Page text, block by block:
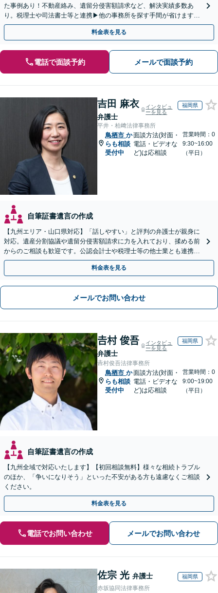
た事例あり！不動産絡み、遺留分侵害額請求など、解決実績多数あ
り。税理士や司法書士等と連携▶他の事務所を探す手間が省けます！
不動産会社と連携し無料査定&財産調査も◎
料金表を見る
電話で面談予約 メールで面談予約
吉田 麻衣
弁護士
インタビュ
ーを見る
福岡県
平井・柏﨑法律事務所
鳥栖市 か
らも相談
受付中
面談方法(対面・
電話・ビデオな
ど)は応相談
営業時間：0
9:30~16:00
（平日）
自筆証書遺言の作成
【九州エリア・山口県対応】「話しやすい」と評判の弁護士が親身に
対応。遺産分割協議や遺留分侵害額請求に力を入れており、揉める前
からのご相談も歓迎です。公認会計士や税理士等の他士業とも連携
し、円満な解決を全力でサポートいたします。
料金表を見る
メールでお問い合わせ
𠮷村 俊吾
弁護士
インタビュ
ーを見る
福岡県
𠮷村俊吾法律事務所
鳥栖市 か
らも相談
受付中
面談方法(対面・
電話・ビデオな
ど)は応相談
営業時間：0
9:00~19:00
（平日）
自筆証書遺言の作成
【九州全域で対応いたします】【初回相談無料】様々な相続トラブル
のほか、「争いになりそう」といった不安がある方も遠慮なくご相談
ください。
料金表を見る
電話でお問い合わせ メールでお問い合わせ
佐宗 光 弁護士 福岡県
赤坂協同法律事務所